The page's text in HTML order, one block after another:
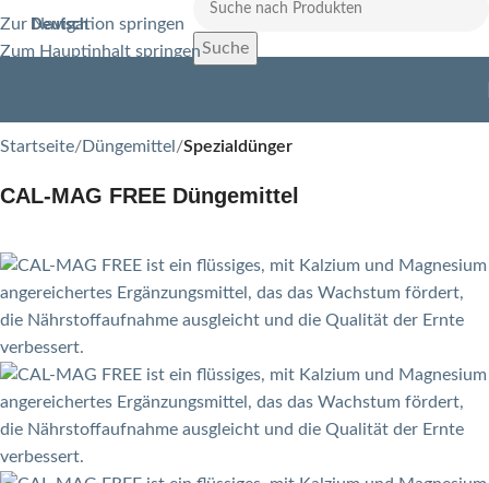
Zur Navigation springen
Zum Hauptinhalt springen
Deutsch
Suche
Startseite Düngemittel Spezialdünger
CAL-MAG FREE Düngemittel